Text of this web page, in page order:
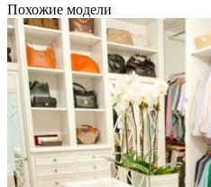
Похожие модели